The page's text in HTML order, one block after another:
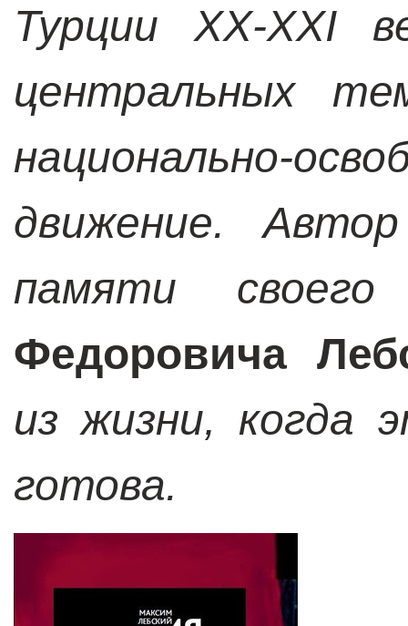
Турции XX-XXI
центральных
национально-
движение.
памяти
Федоровича
из жизни, когда
готова.